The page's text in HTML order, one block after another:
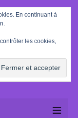
En continuant à
les cookies,